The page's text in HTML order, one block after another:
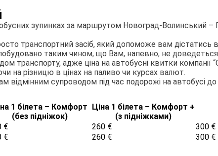
зупинках за маршрутом Новоград-Волинський –
транспортний засіб, який допоможе вам дістатись
таким чином, що Вам, напевно, не
транспорту, адже ціна на автобусні квитки компанії
на різницю в цінах на паливо чи курсах валют.
відмінним супроводом під час подорожі на автобусі до
1 білета – Комфорт
(без підніжок)
Ціна 1 білета – Комфорт +
(з підніжками)
€ 260 €
300 €
€ 260 € 300 €